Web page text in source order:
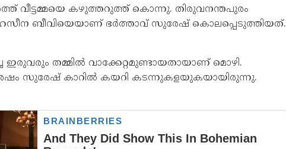
വീട്ടമ്മയെ കഴുത്തറുത്ത് കൊന്നു. തിരുവനന്തപുരം
ഹസീന ബീവിയെയാണ് ഭര്‍ത്താവ് സുരേഷ് കൊലപ്പെടുത്തിയത്.
ഇരുവരും തമ്മില്‍ വാക്കേറ്റമുണ്ടായതായാണ് മൊഴി.
സുരേഷ് കാറില്‍ കയറി കടന്നുകളയുകയായിരുന്നു.